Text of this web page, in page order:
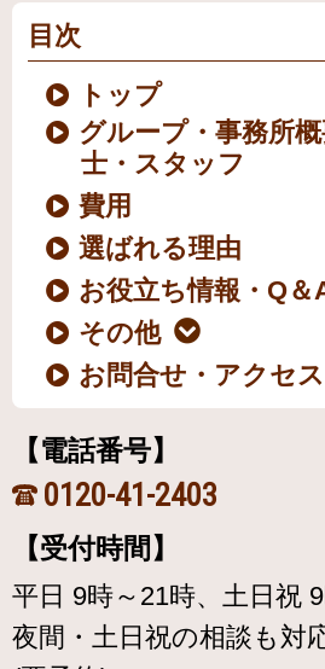
目次
トップ
グループ・事務所
士・スタッフ
費用
選ばれる理由
お役立ち情報・Q＆
その他
お問合せ・アクセ
【電話番号】
0120-41-2403
【受付時間】
平日 9時～21時、土日祝
夜間・土日祝の相談も対